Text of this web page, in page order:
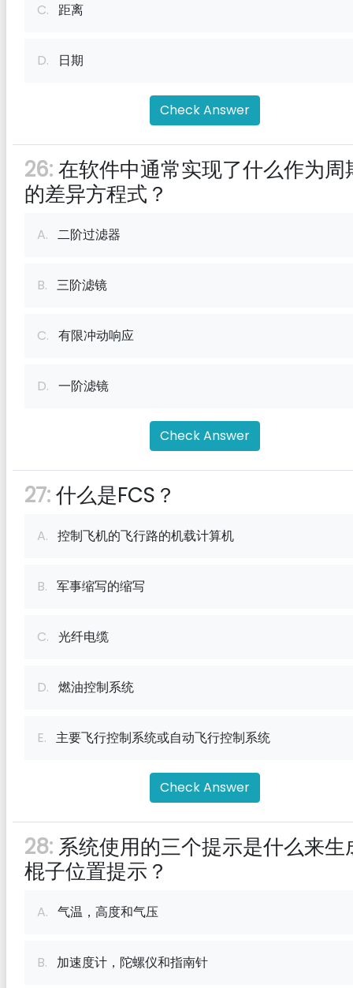
C. 距离
D. 日期
Check Answer
26:在软件中通常实现了什么作为周
的差异方程式？
A. 二阶过滤器
B. 三阶滤镜
C. 有限冲动响应
D. 一阶滤镜
Check Answer
27:什么是FCS？
A. 控制飞机的飞行路的机载计算机
B. 军事缩写的缩写
C. 光纤电缆
D. 燃油控制系统
E. 主要飞行控制系统或自动飞行控制系统
Check Answer
28:系统使用的三个提示是什么来生
棍子位置提示？
A. 气温，高度和气压
B. 加速度计，陀螺仪和指南针